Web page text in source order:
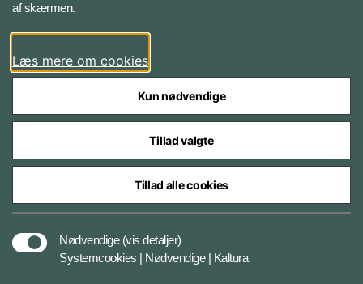
LinkedIn
Styrelser og myndigheder under Forsvarsministeriet
af skærmen.
Læs mere om cookies
Kun nødvendige
Tillad valgte
Tillad alle cookies
Nødvendige (vis detaljer)
Systemcookies | Nødvendige | Kaltura